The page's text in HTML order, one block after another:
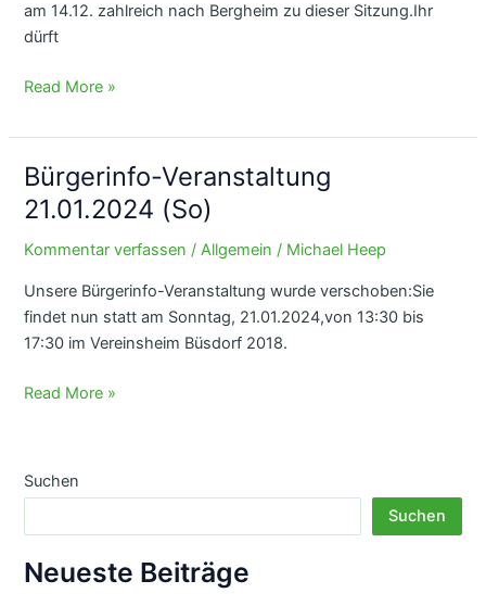
am 14.12. zahlreich nach Bergheim zu dieser Sitzung.Ihr
dürft
Sitzung
mit
Strassen.NRW
zum
Thema
L93n
Read More »
Bürgerinfo-Veranstaltung
21.01.2024 (So)
Kommentar verfassen /Allgemein / Michael Heep
Unsere Bürgerinfo-Veranstaltung wurde verschoben:Sie
findet nun statt am Sonntag, 21.01.2024,von 13:30 bis
17:30 im Vereinsheim Büsdorf 2018.
Bürgerinfo-
(So)
Read More »
Suchen
Suchen
Neueste Beiträge